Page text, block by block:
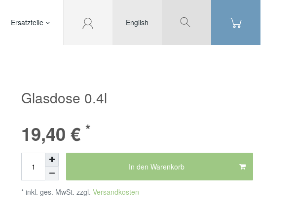
Ersatzteile English
Glasdose 0.4l
19,40 € *
In den Warenkorb
* inkl. ges. MwSt. zzgl. Versandkosten